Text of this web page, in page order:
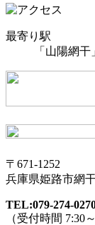
最寄り駅
「山陽網
〒671-1252
兵庫県姫路市網
TEL:079-274-
（受付時間 7:30